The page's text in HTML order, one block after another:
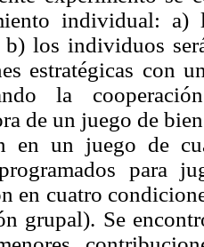
individual: a)
los individuos
estratégicas con
la
de un juego de
en un juego de
para
en cuatro
grupal). Se